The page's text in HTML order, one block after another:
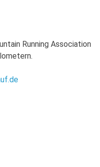
Running Association